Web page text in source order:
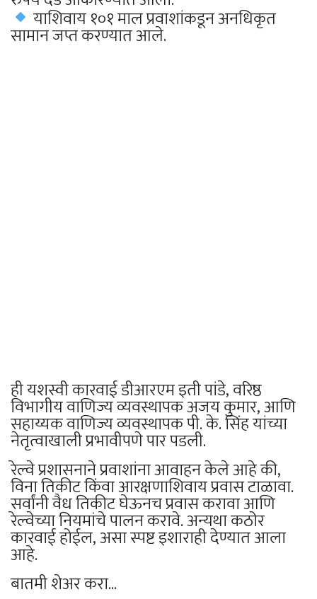
याशिवाय १०१ माल प्रवाशांकडून अनधिकृत
सामान जप्त करण्यात आले.
ही यशस्वी कारवाई डीआरएम इती पांडे, वरिष्ठ
विभागीय वाणिज्य व्यवस्थापक अजय कुमार, आणि
सहाय्यक वाणिज्य व्यवस्थापक पी. के. सिंह यांच्या
नेतृत्वाखाली प्रभावीपणे पार पडली.
रेल्वे प्रशासनाने प्रवाशांना आवाहन केले आहे की,
विना तिकीट किंवा आरक्षणाशिवाय प्रवास टाळावा.
सर्वांनी वैध तिकीट घेऊनच प्रवास करावा आणि
रेल्वेच्या नियमांचे पालन करावे. अन्यथा कठोर
कारवाई होईल, असा स्पष्ट इशाराही देण्यात आला
आहे.
बातमी शेअर करा...